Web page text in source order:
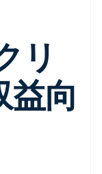
リ
益向